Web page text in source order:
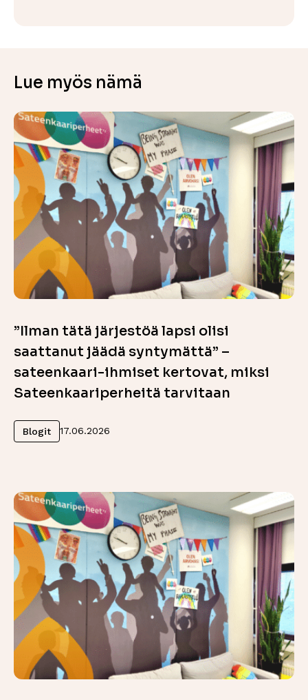
Lue myös nämä
”Ilman tätä järjestöä lapsi olisi
saattanut jäädä syntymättä” –
sateenkaari-ihmiset kertovat, miksi
Sateenkaariperheitä tarvitaan
Blogit 17.06.2026